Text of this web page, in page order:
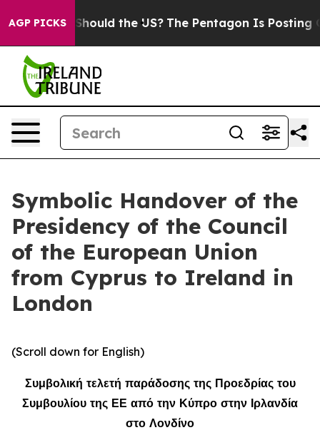
AGP PICKS
Should the US? The Pentagon Is Posting Cryptic
Symbolic Handover of the
Presidency of the Council
of the European Union
from Cyprus to Ireland in
London
(Scroll down for English)
Συμβολική τελετή παράδοσης της Προεδρίας του
Συμβουλίου της ΕΕ από την Κύπρο στην Ιρλανδία
στο Λονδίνο